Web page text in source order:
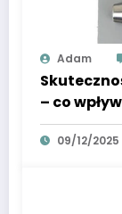
Adam
– co
09/12/2025